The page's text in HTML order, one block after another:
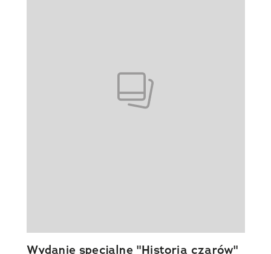
Wydanie specjalne "Historia czarów"